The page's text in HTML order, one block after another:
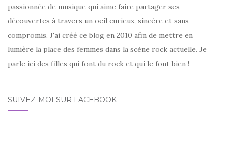
passionnée de musique qui aime faire partager ses
découvertes à travers un oeil curieux, sincère et sans
compromis. J'ai créé ce blog en 2010 afin de mettre en
lumière la place des femmes dans la scène rock actuelle. Je
parle ici des filles qui font du rock et qui le font bien !
SUIVEZ-MOI SUR FACEBOOK